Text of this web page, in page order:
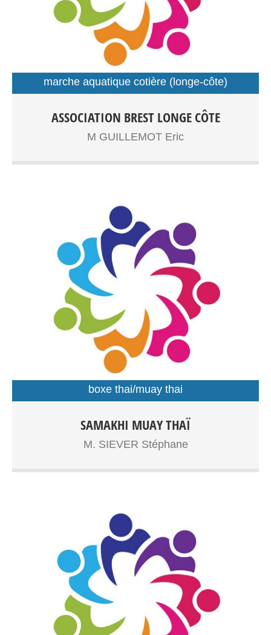
Longe côte adultes,senior Sport santé Entrainements:
Plage du Moulin Blanc
marche aquatique cotière (longe-côte)
ASSOCIATION BREST LONGE CÔTE
M GUILLEMOT Eric
Boxe Thaïlandaise à partir de 7ans, adolescents, adultes
Entrainements: Gymnase Dupouy
boxe thai/muay thai
SAMAKHI MUAY THAÏ
M. SIEVER Stéphane